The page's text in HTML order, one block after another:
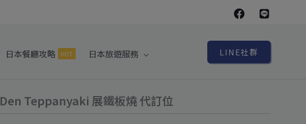
日本餐廳攻略 HOT 日本旅遊服務 LINE社群
Den Teppanyaki 展鐵板燒 代訂位
Den